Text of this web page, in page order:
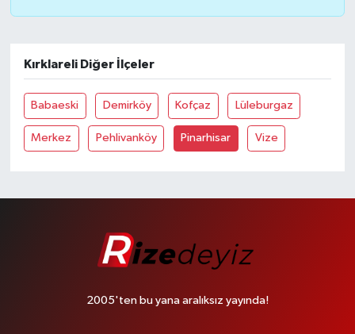
Kırklareli Diğer İlçeler
Babaeski Demirköy Kofçaz Lüleburgaz
Merkez Pehlivanköy Pinarhisar Vize
2005'ten bu yana aralıksız yayında!